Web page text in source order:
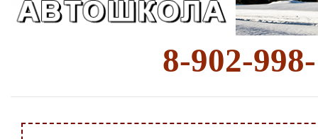
8-902-